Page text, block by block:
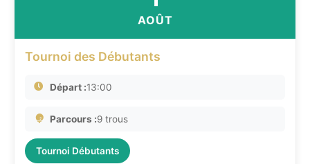
AOÛT
Tournoi des Débutants
Départ :13:00
Parcours :9 trous
Tournoi Débutants